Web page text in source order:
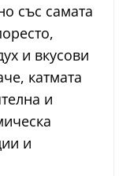
със самата
и вкусови
катмата
и
и